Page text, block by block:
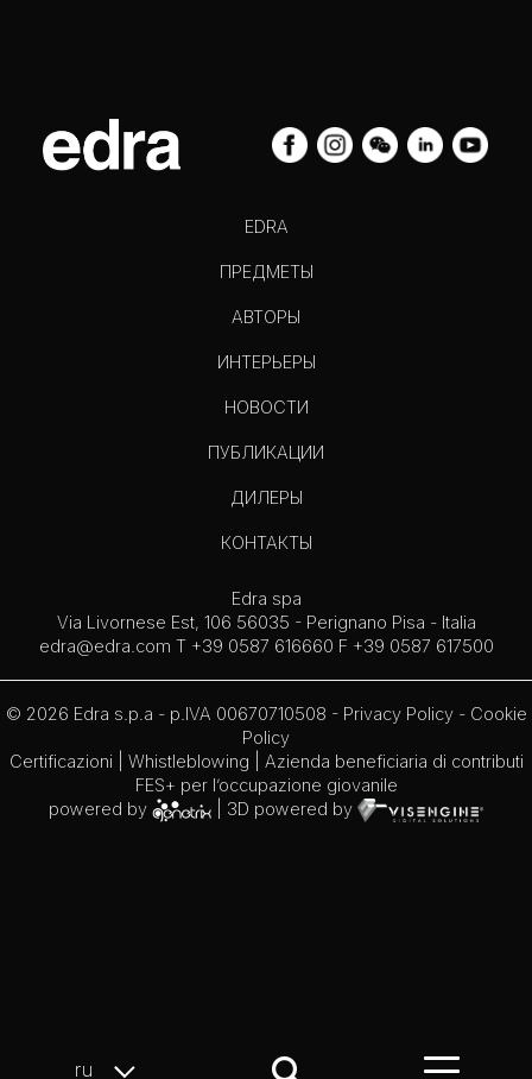
ru
EDRA
ПРЕДМЕТЫ
АВТОРЫ
ИНТЕРЬЕРЫ
НОВОСТИ
ПУБЛИКАЦИИ
ДИЛЕРЫ
КОНТАКТЫ
Edra spa
Via Livornese Est, 106 56035 - Perignano Pisa - Italia
edra@edra.com T +39 0587 616660 F +39 0587 617500
© 2026 Edra s.p.a - p.IVA 00670710508 - Privacy Policy- Cookie
Policy
Certificazioni
Whistleblowing | Azienda beneficiaria di contributi
FES+ per l’occupazione giovanile
powered by
| 3D powered by